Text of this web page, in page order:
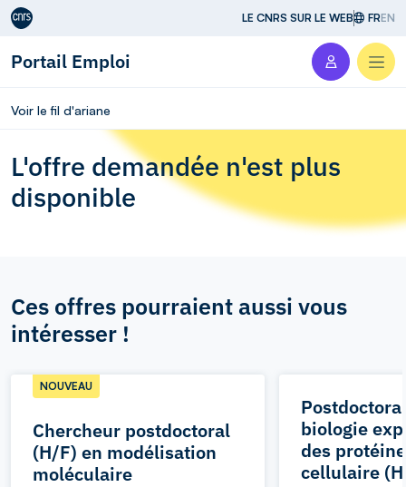
Aller au contenu LE CNRS SUR LE WEB FREN
Portail Emploi
Voir le fil d'ariane
L'offre demandée n'est plus
disponible
Ces offres pourraient aussi vous
intéresser !
Chercheur postdoctoral
(H/F) en modélisation
moléculaire
NOUVEAU
biologie
des
cellulaire